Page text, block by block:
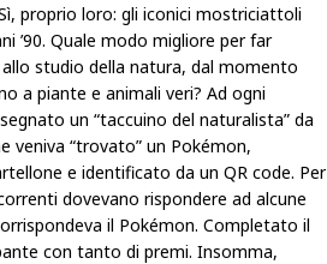
proprio loro: gli iconici mostriciattoli
’90. Quale modo migliore per far
studio della natura, dal momento
a piante e animali veri? Ad ogni
un “taccuino del naturalista” da
veniva “trovato” un Pokémon,
e identificato da un QR code. Per
dovevano rispondere ad alcune
il Pokémon. Completato il
con tanto di premi. Insomma,